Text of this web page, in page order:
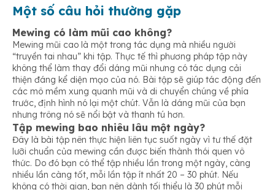
Một số câu hỏi thường gặp
Mewing có làm mũi cao không?
Mewing mũi cao là một trong tác dụng mà nhiều người
“truyền tai nhau” khi tập. Thực tế thì phương pháp tập này
không thể làm thay đổi dáng mũi nhưng có tác dụng cải
thiện đáng kể diện mạo của nó. Bài tập sẽ giúp tác động đến
các mô mềm xung quanh mũi và di chuyển chúng về phía
trước, định hình nó lại một chút. Vẫn là dáng mũi của bạn
nhưng trông nó sẽ nổi bật và thanh tú hơn.
Tập mewing bao nhiêu lâu một ngày?
Đây là bài tập nên thực hiện liên tục suốt ngày vì tư thế đặt
lưỡi chuẩn của mewing cần được biến thành thói quen vô
thức. Do đó bạn có thể tập nhiều lần trong một ngày, càng
nhiều lần càng tốt, mỗi lần tập ít nhất 20 – 30 phút. Nếu
không có thời gian, bạn nên dành tối thiểu là 30 phút mỗi